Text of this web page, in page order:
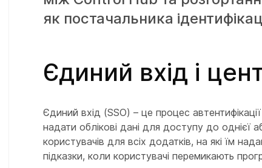
як постачальника
Єдиний вхід і
Єдиний вхід (SSO) – це процес
надати облікові дані для доступу до однієї
користувачів для всіх додатків, на які їм
підказки, коли користувачі перемикають